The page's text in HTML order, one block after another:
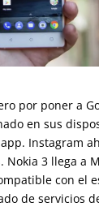
por poner a
en sus
Instagram
3 llega a
con el
de servicios